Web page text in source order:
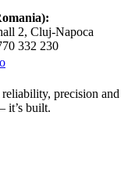
2, Cluj-Napoca
332 230
reliability, precision
it’s built.